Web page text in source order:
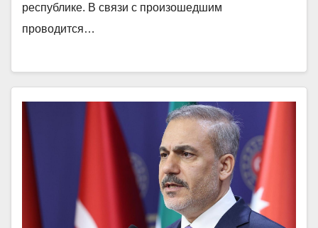
республике. В связи с произошедшим
проводится…